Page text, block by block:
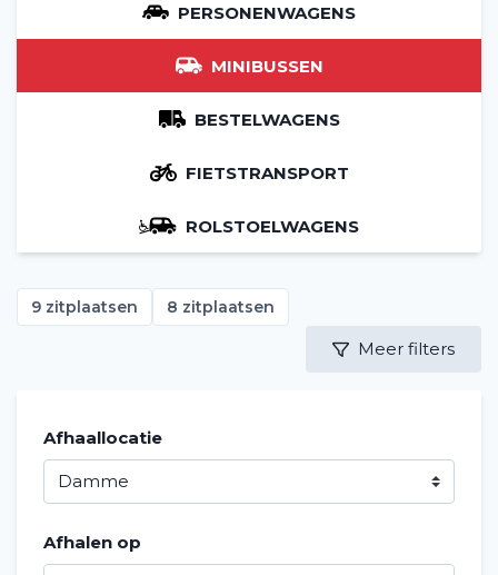
PERSONENWAGENS
MINIBUSSEN
BESTELWAGENS
FIETSTRANSPORT
ROLSTOELWAGENS
9 zitplaatsen 8 zitplaatsen
Meer filters
Afhaallocatie
Afhalen op